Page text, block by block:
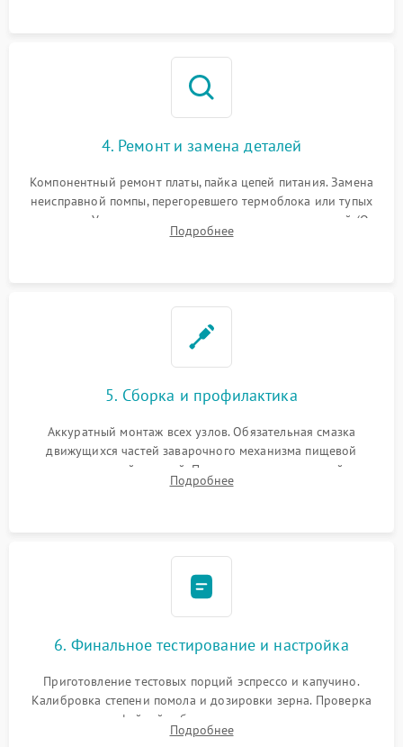
4. Ремонт и замена деталей
Компонентный ремонт платы, пайка цепей питания. Замена
неисправной помпы, перегоревшего термоблока или тупых
жерновов. Установка новых силиконовых уплотнителей (O-
ring) и тефлоновых трубок для надежного устранения
Подробнее
5. Сборка и профилактика
Аккуратный монтаж всех узлов. Обязательная смазка
движущихся частей заварочного механизма пищевой
силиконовой смазкой. Проведение программной
декальцинации и очистки системы от кофейных масел.
Подробнее
6. Финальное тестирование и настройка
Приготовление тестовых порций эспрессо и капучино.
Калибровка степени помола и дозировки зерна. Проверка
плотности кофейной таблетки, температуры напитка и
качества молочной пены. Контроль отсутствия посторонних
Подробнее